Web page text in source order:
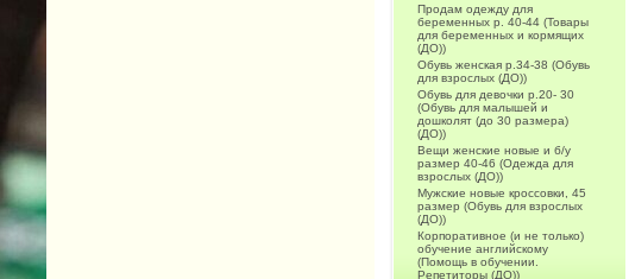
Продам одежду для
беременных р. 40-44 (Товары
для беременных и кормящих
(ДО))
Обувь женская р.34-38 (Обувь
для взрослых (ДО))
Обувь для девочки р.20- 30
(Обувь для малышей и
дошколят (до 30 размера)
(ДО))
Вещи женские новые и б/у
размер 40-46 (Одежда для
взрослых (ДО))
Мужские новые кроссовки, 45
размер (Обувь для взрослых
(ДО))
Корпоративное (и не только)
обучение английскому
(Помощь в обучении.
Репетиторы (ДО))